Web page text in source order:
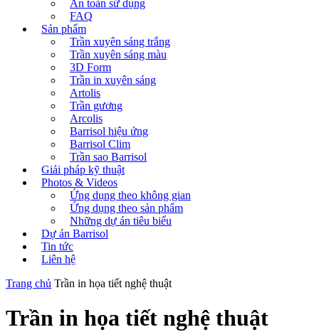
An toàn sử dụng
FAQ
Sản phẩm
Trần xuyên sáng trắng
Trần xuyên sáng màu
3D Form
Trần in xuyên sáng
Artolis
Trần gương
Arcolis
Barrisol hiệu ứng
Barrisol Clim
Trần sao Barrisol
Giải pháp kỹ thuật
Photos & Videos
Ứng dụng theo không gian
Ứng dụng theo sản phẩm
Những dự án tiêu biểu
Dự án Barrisol
Tin tức
Liên hệ
Trang chủ Trần in họa tiết nghệ thuật
Trần in họa tiết nghệ thuật